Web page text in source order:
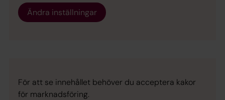
Ändra inställningar
För att se innehållet behöver du acceptera kakor
för marknadsföring.